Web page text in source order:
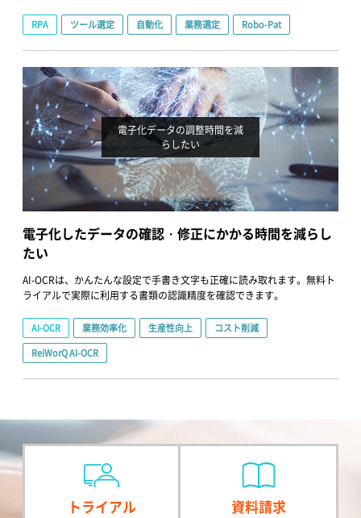
RPA ツール選定 自動化 業務選定 Robo-Pat
電子化データの調整時間を減
らしたい
電子化したデータの確認・修正にかかる時間を減らし
たい
AI-OCRは、かんたんな設定で手書き文字も正確に読み取れます。無料ト
ライアルで実際に利用する書類の認識精度を確認できます。
AI-OCR 業務効率化 生産性向上
コスト削減
ReiWorQ AI-OCR
トライアル 資料請求